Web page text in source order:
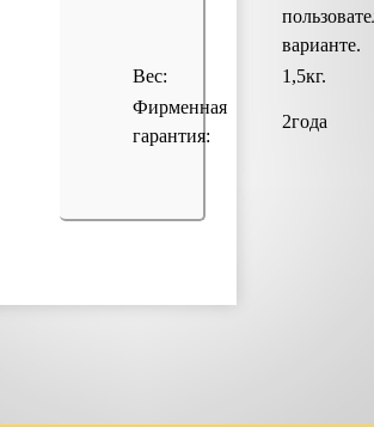
варианте.
Вес:
1,5кг.
Фирменная
гарантия:
2года